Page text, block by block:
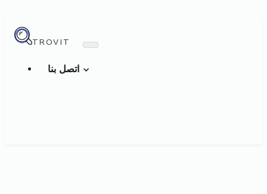
TROVIT